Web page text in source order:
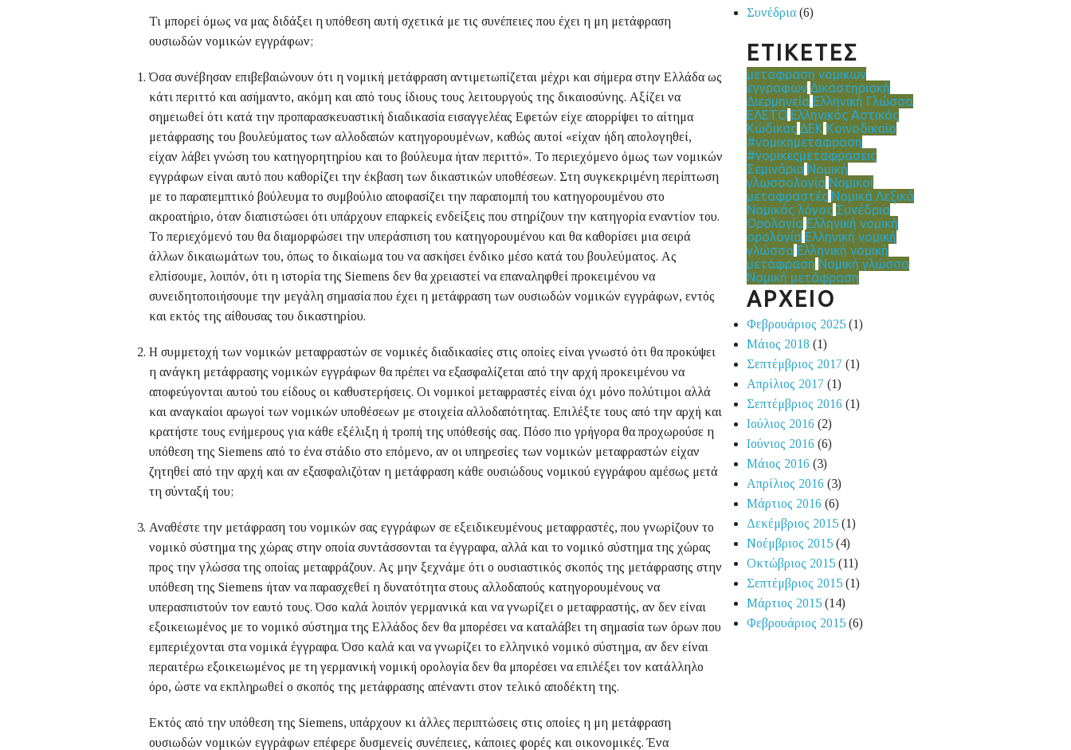
Τι μπορεί όμως να μας διδάξει η υπόθεση αυτή σχετικά με τις συνέπειες που έχει η μη μετάφραση
ουσιωδών νομικών εγγράφων;
Όσα συνέβησαν επιβεβαιώνουν ότι η νομική μετάφραση αντιμετωπίζεται μέχρι και σήμερα στην Ελλάδα ως
κάτι περιττό και ασήμαντο, ακόμη και από τους ίδιους τους λειτουργούς της δικαιοσύνης. Αξίζει να
σημειωθεί ότι κατά την προπαρασκευαστική διαδικασία εισαγγελέας Εφετών είχε απορρίψει το αίτημα
μετάφρασης του βουλεύματος των αλλοδαπών κατηγορουμένων, καθώς αυτοί «είχαν ήδη απολογηθεί,
είχαν λάβει γνώση του κατηγορητηρίου και το βούλευμα ήταν περιττό». Το περιεχόμενο όμως των νομικών
εγγράφων είναι αυτό που καθορίζει την έκβαση των δικαστικών υποθέσεων. Στη συγκεκριμένη περίπτωση
με το παραπεμπτικό βούλευμα το συμβούλιο αποφασίζει την παραπομπή του κατηγορουμένου στο
ακροατήριο, όταν διαπιστώσει ότι υπάρχουν επαρκείς ενδείξεις που στηρίζουν την κατηγορία εναντίον του.
Το περιεχόμενό του θα διαμορφώσει την υπεράσπιση του κατηγορουμένου και θα καθορίσει μια σειρά
άλλων δικαιωμάτων του, όπως το δικαίωμα του να ασκήσει ένδικο μέσο κατά του βουλεύματος. Ας
ελπίσουμε, λοιπόν, ότι η ιστορία της Siemens δεν θα χρειαστεί να επαναληφθεί προκειμένου να
συνειδητοποιήσουμε την μεγάλη σημασία που έχει η μετάφραση των ουσιωδών νομικών εγγράφων, εντός
και εκτός της αίθουσας του δικαστηρίου.
Η συμμετοχή των νομικών μεταφραστών σε νομικές διαδικασίες στις οποίες είναι γνωστό ότι θα προκύψει
η ανάγκη μετάφρασης νομικών εγγράφων θα πρέπει να εξασφαλίζεται από την αρχή προκειμένου να
αποφεύγονται αυτού του είδους οι καθυστερήσεις. Οι νομικοί μεταφραστές είναι όχι μόνο πολύτιμοι αλλά
και αναγκαίοι αρωγοί των νομικών υποθέσεων με στοιχεία αλλοδαπότητας. Επιλέξτε τους από την αρχή και
κρατήστε τους ενήμερους για κάθε εξέλιξη ή τροπή της υπόθεσής σας. Πόσο πιο γρήγορα θα προχωρούσε η
υπόθεση της Siemens από το ένα στάδιο στο επόμενο, αν οι υπηρεσίες των νομικών μεταφραστών είχαν
ζητηθεί από την αρχή και αν εξασφαλιζόταν η μετάφραση κάθε ουσιώδους νομικού εγγράφου αμέσως μετά
τη σύνταξή του;
Αναθέστε την μετάφραση του νομικών σας εγγράφων σε εξειδικευμένους μεταφραστές, που γνωρίζουν το
νομικό σύστημα της χώρας στην οποία συντάσσονται τα έγγραφα, αλλά και το νομικό σύστημα της χώρας
προς την γλώσσα της οποίας μεταφράζουν. Ας μην ξεχνάμε ότι ο ουσιαστικός σκοπός της μετάφρασης στην
υπόθεση της Siemens ήταν να παρασχεθεί η δυνατότητα στους αλλοδαπούς κατηγορουμένους να
υπερασπιστούν τον εαυτό τους. Όσο καλά λοιπόν γερμανικά και να γνωρίζει ο μεταφραστής, αν δεν είναι
εξοικειωμένος με το νομικό σύστημα της Ελλάδος δεν θα μπορέσει να καταλάβει τη σημασία των όρων που
εμπεριέχονται στα νομικά έγγραφα. Όσο καλά και να γνωρίζει το ελληνικό νομικό σύστημα, αν δεν είναι
περαιτέρω εξοικειωμένος με τη γερμανική νομική ορολογία δεν θα μπορέσει να επιλέξει τον κατάλληλο
όρο, ώστε να εκπληρωθεί ο σκοπός της μετάφρασης απέναντι στον τελικό αποδέκτη της.
Εκτός από την υπόθεση της Siemens, υπάρχουν κι άλλες περιπτώσεις στις οποίες η μη μετάφραση
ουσιωδών νομικών εγγράφων επέφερε δυσμενείς συνέπειες, κάποιες φορές και οικονομικές. Ένα
Συνέδρια (6)
ΕΤΙΚΕΤΕΣ
μεταφραση νομικων
εγγραφων Δικαστηριακή
Διερμηνεία Ελληνική Γλώσσα
ΕΛΕΤΟ Ελληνικός Αστικός
Κώδικας ΔΕΚ Κοινοδικαίο
#νομικημεταφραση
#νομικεςμεταφρασεις
Σεμινάρια Νομική
γλωσσολογία Νομικοί
μεταφραστές Νομικά Λεξικά
Νομικός λόγος Συνέδρια
Ορολογία Ελληνική νομική
ορολογία Ελληνική νομική
γλώσσα Ελληνική νομική
μετάφραση Νομική γλώσσα
Νομική μετάφραση
ΑΡΧΕΙΟ
Φεβρουάριος 2025 (1)
Μάιος 2018 (1)
Σεπτέμβριος 2017 (1)
Απρίλιος 2017 (1)
Σεπτέμβριος 2016 (1)
Ιούλιος 2016 (2)
Ιούνιος 2016 (6)
Μάιος 2016 (3)
Απρίλιος 2016 (3)
Μάρτιος 2016 (6)
Δεκέμβριος 2015 (1)
Νοέμβριος 2015 (4)
Οκτώβριος 2015 (11)
Σεπτέμβριος 2015 (1)
Μάρτιος 2015 (14)
Φεβρουάριος 2015 (6)